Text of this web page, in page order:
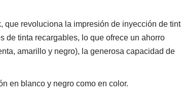
que revoluciona la impresión de inyección de
de tinta recargables, lo que ofrece un ahorro
amarillo y negro), la generosa capacidad de
en blanco y negro como en color.